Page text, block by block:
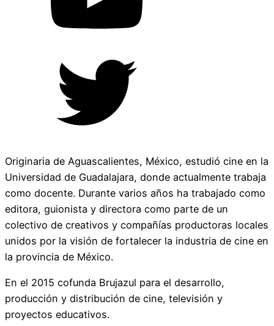
Originaria de Aguascalientes, México, estudió cine en la
Universidad de Guadalajara, donde actualmente trabaja
como docente. Durante varios años ha trabajado como
editora, guionista y directora como parte de un
colectivo de creativos y compañías productoras locales
unidos por la visión de fortalecer la industria de cine en
la provincia de México.
En el 2015 cofunda Brujazul para el desarrollo,
producción y distribución de cine, televisión y
proyectos educativos.